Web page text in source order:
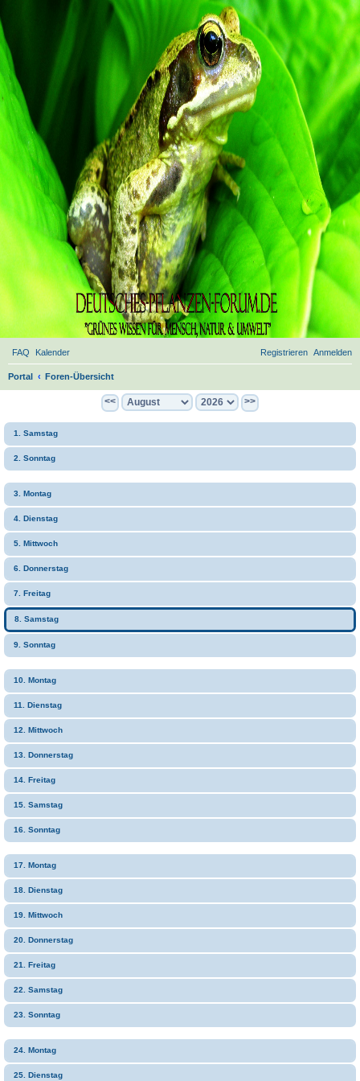
FAQ Kalender Anmelden
Registrieren
Portal Foren-Übersicht
e
<< >>
1. Samstag
2. Sonntag
3. Montag
4. Dienstag
5. Mittwoch
6. Donnerstag
7. Freitag
8. Samstag
9. Sonntag
10. Montag
11. Dienstag
12. Mittwoch
13. Donnerstag
14. Freitag
15. Samstag
16. Sonntag
17. Montag
18. Dienstag
19. Mittwoch
20. Donnerstag
21. Freitag
22. Samstag
23. Sonntag
24. Montag
25. Dienstag